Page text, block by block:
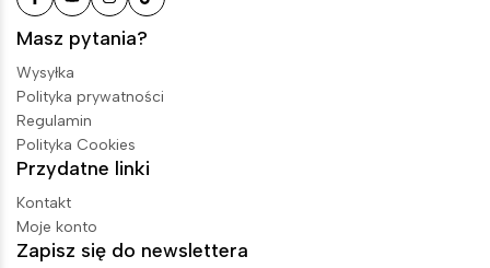
Masz pytania?
Wysyłka
Polityka prywatności
Regulamin
Polityka Cookies
Przydatne linki
Kontakt
Moje konto
Zapisz się do newslettera